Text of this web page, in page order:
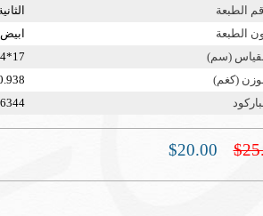
الطبعة
الطبعة
ابيض
(سم)
17*24
(كغم)
$20.00